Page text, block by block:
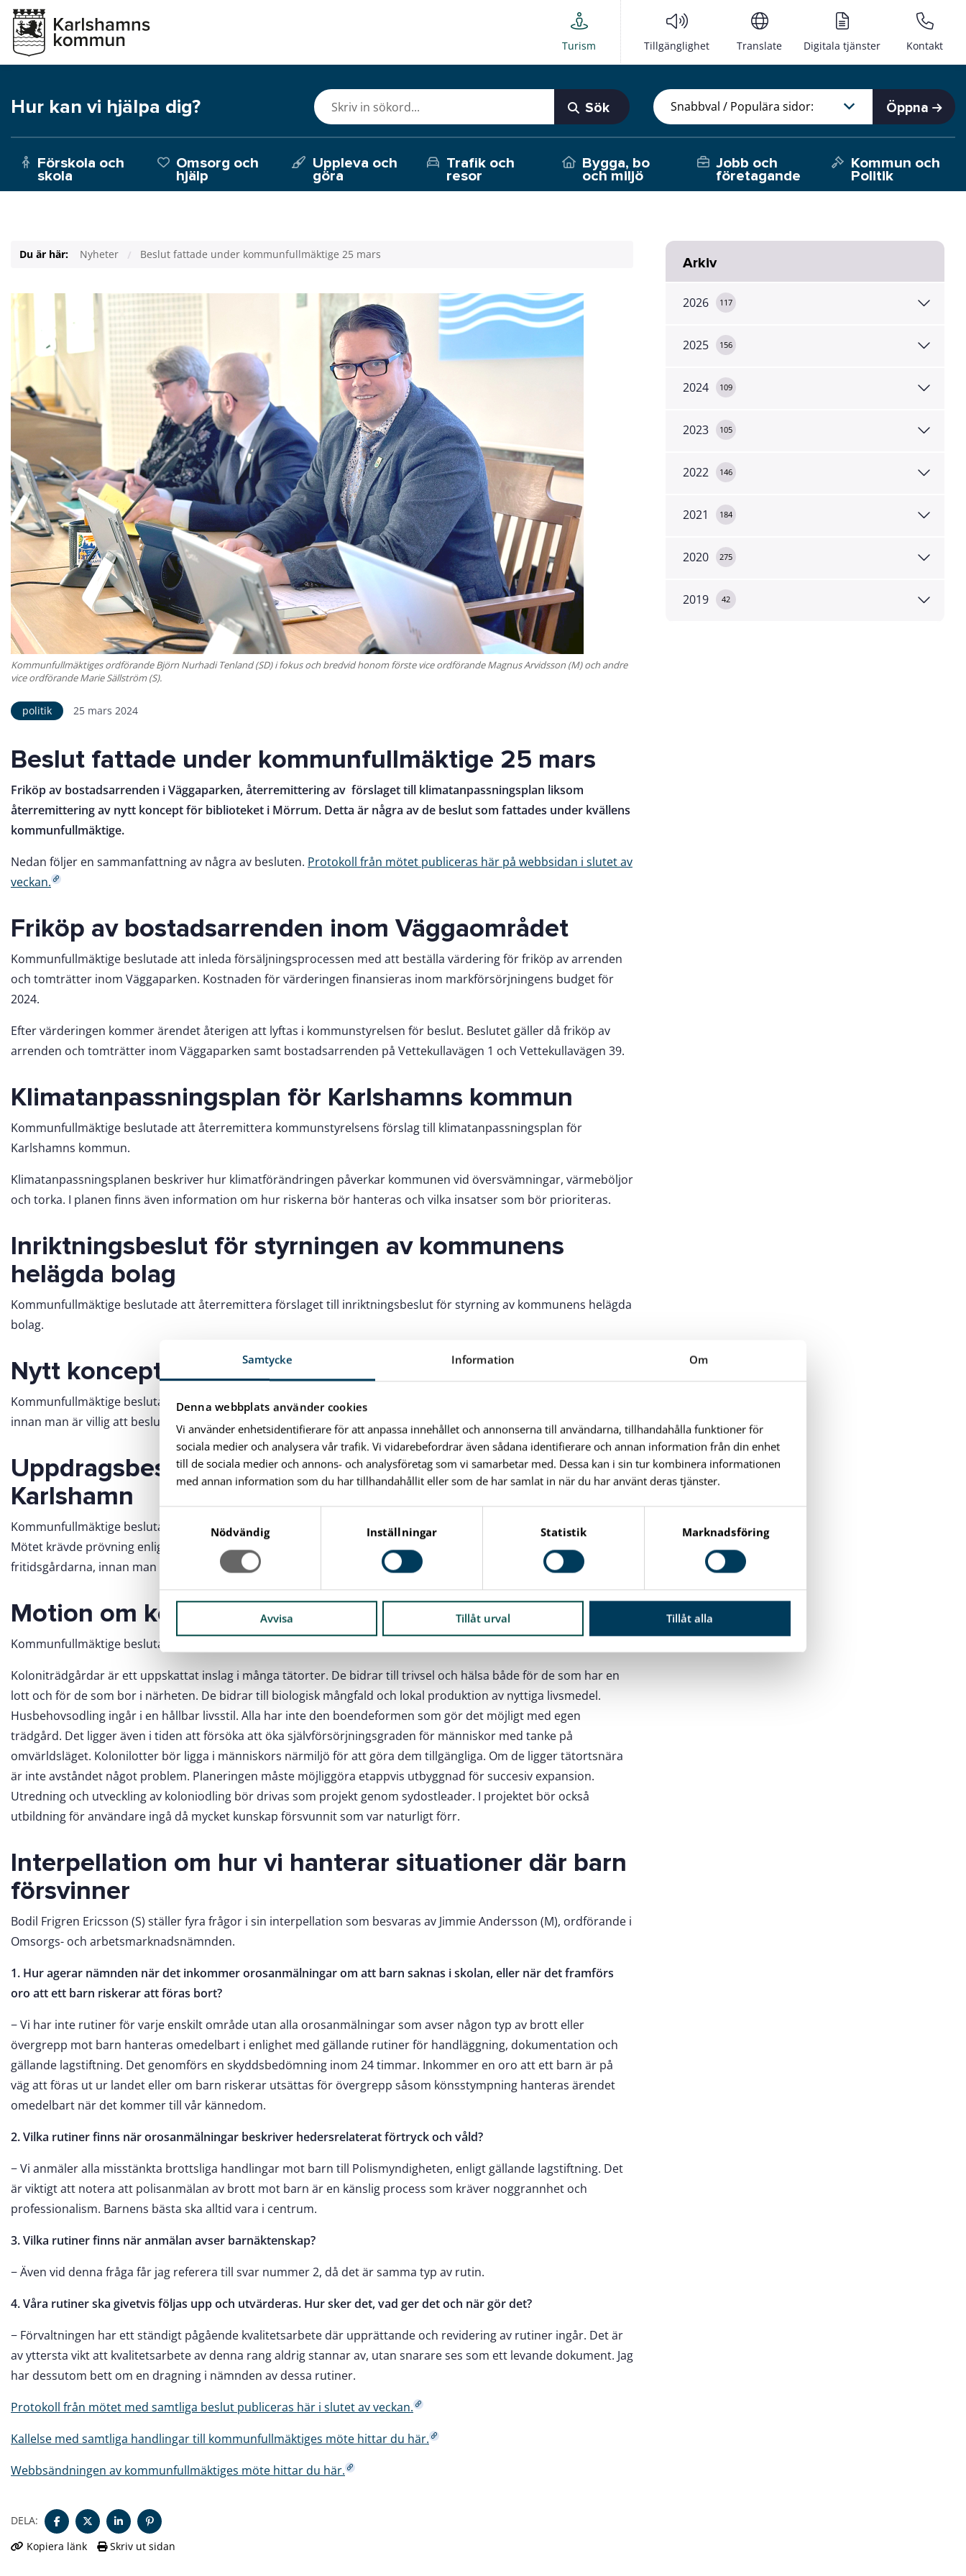
Samtycke Information Om
Denna webbplats använder cookies
Vi använder enhetsidentifierare för att anpassa innehållet och annonserna till användarna, tillhandahålla funktioner för
sociala medier och analysera vår trafik. Vi vidarebefordrar även sådana identifierare och annan information från din enhet
till de sociala medier och annons- och analysföretag som vi samarbetar med. Dessa kan i sin tur kombinera informationen
med annan information som du har tillhandahållit eller som de har samlat in när du har använt deras tjänster.
a
m
k
s
l
Nödvändig Inställningar Statistik Marknadsföring
Avvisa Tillåt urval Tillåt alla
Turism Tillgänglighet Translate Digitala tjänster Kontakt
Hur kan vi hjälpa dig? Sök Öppna
Förskola och
skola
Omsorg och
hjälp
Uppleva och
göra
Trafik och
resor
Bygga, bo
och miljö
Jobb och
företagande
Kommun och
Politik
Du är här: Nyheter Beslut fattade under kommunfullmäktige 25 mars
Kommunfullmäktiges ordförande Björn Nurhadi Tenland (SD) i fokus och bredvid honom förste vice ordförande Magnus Arvidsson (M) och andre
vice ordförande Marie Sällström (S).
politik 25 mars 2024
Beslut fattade under kommunfullmäktige 25 mars
Friköp av bostadsarrenden i Väggaparken, återremittering av förslaget till klimatanpassningsplan liksom
återremittering av nytt koncept för biblioteket i Mörrum. Detta är några av de beslut som fattades under kvällens
kommunfullmäktige.
Nedan följer en sammanfattning av några av besluten. Protokoll från mötet publiceras här på webbsidan i slutet av
veckan.
Friköp av bostadsarrenden inom Väggaområdet
Kommunfullmäktige beslutade att inleda försäljningsprocessen med att beställa värdering för friköp av arrenden
och tomträtter inom Väggaparken. Kostnaden för värderingen finansieras inom markförsörjningens budget för
2024.
Efter värderingen kommer ärendet återigen att lyftas i kommunstyrelsen för beslut. Beslutet gäller då friköp av
arrenden och tomträtter inom Väggaparken samt bostadsarrenden på Vettekullavägen 1 och Vettekullavägen 39.
Klimatanpassningsplan för Karlshamns kommun
Kommunfullmäktige beslutade att återremittera kommunstyrelsens förslag till klimatanpassningsplan för
Karlshamns kommun.
Klimatanpassningsplanen beskriver hur klimatförändringen påverkar kommunen vid översvämningar, värmeböljor
och torka. I planen finns även information om hur riskerna bör hanteras och vilka insatser som bör prioriteras.
Inriktningsbeslut för styrningen av kommunens
helägda bolag
Kommunfullmäktige beslutade att återremittera förslaget till inriktningsbeslut för styrning av kommunens helägda
bolag.
Nytt koncept för Mörrums lokalbibliotek
Kommunfullmäktige beslutade att återremittera ärendet. Svar på frågan om vart biblioteket ska flytta efterfrågas
innan man är villig att besluta om avveckling av nuvarande lokalbibliotek.
Uppdragsbeskrivning fritidsgårdsverksamheten i
Karlshamn
Kommunfullmäktige beslutade att återremittera ärendet om uppdragsbeskrivning för fritidsgårdsverksamheten.
Mötet krävde prövning enligt barnkonventionen och en omprövning av åldersgränsen för de som får besöka
fritidsgårdarna, innan man är villig att fatta beslut i frågan.
Motion om kolonilotter – Gertrud Ivarsson (C)
Kommunfullmäktige beslutade att följande motion går vidare för beredning av kommunstyrelsen:
Koloniträdgårdar är ett uppskattat inslag i många tätorter. De bidrar till trivsel och hälsa både för de som har en
lott och för de som bor i närheten. De bidrar till biologisk mångfald och lokal produktion av nyttiga livsmedel.
Husbehovsodling ingår i en hållbar livsstil. Alla har inte den boendeformen som gör det möjligt med egen
trädgård. Det ligger även i tiden att försöka att öka självförsörjningsgraden för människor med tanke på
omvärldsläget. Kolonilotter bör ligga i människors närmiljö för att göra dem tillgängliga. Om de ligger tätortsnära
är inte avståndet något problem. Planeringen måste möjliggöra etappvis utbyggnad för succesiv expansion.
Utredning och utveckling av koloniodling bör drivas som projekt genom sydostleader. I projektet bör också
utbildning för användare ingå då mycket kunskap försvunnit som var naturligt förr.
Interpellation om hur vi hanterar situationer där barn
försvinner
Bodil Frigren Ericsson (S) ställer fyra frågor i sin interpellation som besvaras av Jimmie Andersson (M), ordförande i
Omsorgs- och arbetsmarknadsnämnden.
1. Hur agerar nämnden när det inkommer orosanmälningar om att barn saknas i skolan, eller när det framförs
oro att ett barn riskerar att föras bort?
− Vi har inte rutiner för varje enskilt område utan alla orosanmälningar som avser någon typ av brott eller
övergrepp mot barn hanteras omedelbart i enlighet med gällande rutiner för handläggning, dokumentation och
gällande lagstiftning. Det genomförs en skyddsbedömning inom 24 timmar. Inkommer en oro att ett barn är på
väg att föras ut ur landet eller om barn riskerar utsättas för övergrepp såsom könsstympning hanteras ärendet
omedelbart när det kommer till vår kännedom.
2. Vilka rutiner finns när orosanmälningar beskriver hedersrelaterat förtryck och våld?
− Vi anmäler alla misstänkta brottsliga handlingar mot barn till Polismyndigheten, enligt gällande lagstiftning. Det
är viktigt att notera att polisanmälan av brott mot barn är en känslig process som kräver noggrannhet och
professionalism. Barnens bästa ska alltid vara i centrum.
3. Vilka rutiner finns när anmälan avser barnäktenskap?
− Även vid denna fråga får jag referera till svar nummer 2, då det är samma typ av rutin.
4. Våra rutiner ska givetvis följas upp och utvärderas. Hur sker det, vad ger det och när gör det?
− Förvaltningen har ett ständigt pågående kvalitetsarbete där upprättande och revidering av rutiner ingår. Det är
av yttersta vikt att kvalitetsarbete av denna rang aldrig stannar av, utan snarare ses som ett levande dokument. Jag
har dessutom bett om en dragning i nämnden av dessa rutiner.
Protokoll från mötet med samtliga beslut publiceras här i slutet av veckan.
Kallelse med samtliga handlingar till kommunfullmäktiges möte hittar du här.
Webbsändningen av kommunfullmäktiges möte hittar du här.
DELA:
Kopiera länk
Skriv ut sidan
Arkiv
2026 117
2025 156
2024 109
2023 105
2022 146
2021 184
2020 275
2019 42